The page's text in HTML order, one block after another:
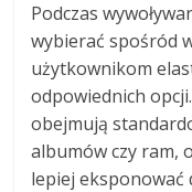
Podczas
wybierać spośród
użytkownikom
odpowiednich
obejmują
albumów czy ram,
lepiej eksponować